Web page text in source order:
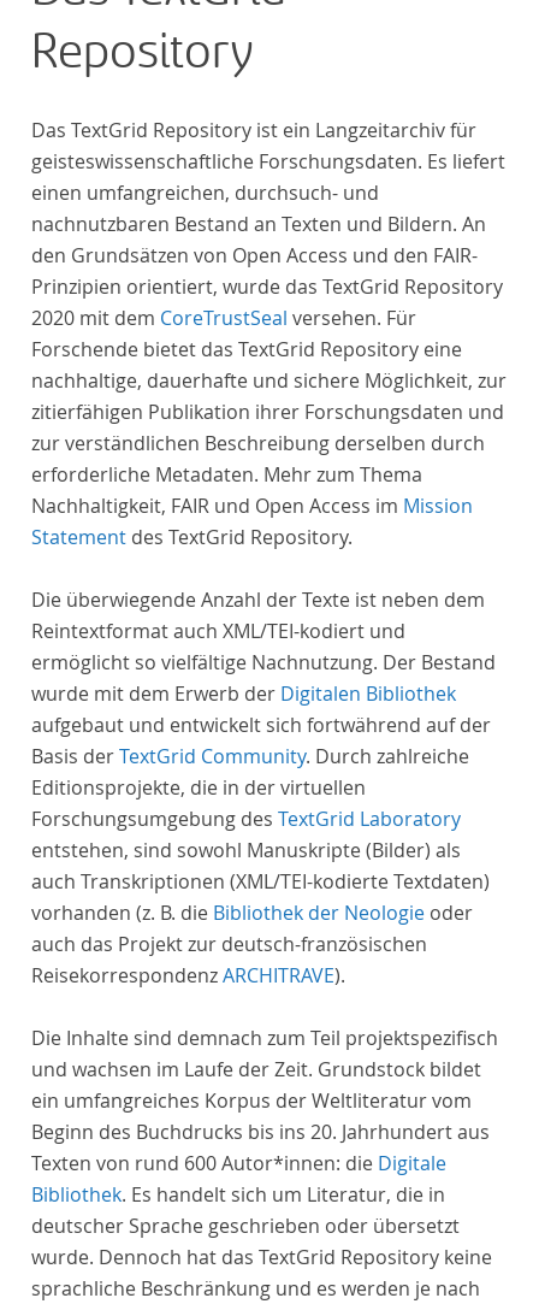
Repository
Das TextGrid Repository ist ein Langzeitarchiv für
geisteswissenschaftliche Forschungsdaten. Es liefert
einen umfangreichen, durchsuch- und
nachnutzbaren Bestand an Texten und Bildern. An
den Grundsätzen von Open Access und den FAIR-
Prinzipien orientiert, wurde das TextGrid Repository
2020 mit dem CoreTrustSeal versehen. Für
Forschende bietet das TextGrid Repository eine
nachhaltige, dauerhafte und sichere Möglichkeit, zur
zitierfähigen Publikation ihrer Forschungsdaten und
zur verständlichen Beschreibung derselben durch
erforderliche Metadaten. Mehr zum Thema
Nachhaltigkeit, FAIR und Open Access im Mission
Statement des TextGrid Repository.
Die überwiegende Anzahl der Texte ist neben dem
Reintextformat auch XML/TEI-kodiert und
ermöglicht so vielfältige Nachnutzung. Der Bestand
wurde mit dem Erwerb der Digitalen Bibliothek
aufgebaut und entwickelt sich fortwährend auf der
Basis derTextGrid Community. Durch zahlreiche
Editionsprojekte, die in der virtuellen
Forschungsumgebung des TextGrid Laboratory
entstehen, sind sowohl Manuskripte (Bilder) als
auch Transkriptionen (XML/TEI-kodierte Textdaten)
vorhanden (z. B. die Bibliothek der Neologie oder
auch das Projekt zur deutsch-französischen
ReisekorrespondenzARCHITRAVE).
Die Inhalte sind demnach zum Teil projektspezifisch
und wachsen im Laufe der Zeit. Grundstock bildet
ein umfangreiches Korpus der Weltliteratur vom
Beginn des Buchdrucks bis ins 20. Jahrhundert aus
Texten von rund 600 Autor*innen: die Digitale
Bibliothek. Es handelt sich um Literatur, die in
deutscher Sprache geschrieben oder übersetzt
wurde. Dennoch hat das TextGrid Repository keine
sprachliche Beschränkung und es werden je nach